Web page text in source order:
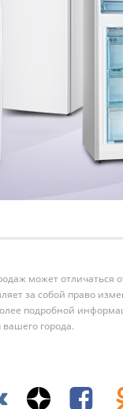
может отличаться
за собой право
подробной
вашего города.